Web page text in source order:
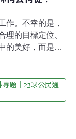
作。不幸的是，
理的目標定位、
的美好，而是一
樹」發展「綠
件事不應該淪為
林政策的歷史脈
年的森林夢，起
題｜地球公民通